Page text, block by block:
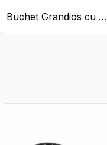
Buchet Grandios cu 25
de Trandafiri Roșii